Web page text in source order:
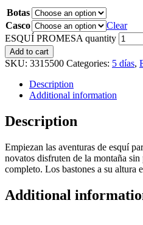
Botas
Casco
Clear
ESQUÍ PROMESA quantity
Add to cart
SKU: 3315500 Categories: 5 días,
Description
Additional information
Description
Empiezan las aventuras de esquí
novatos disfruten de la montaña
completo. Los bastones a su altura
Additional